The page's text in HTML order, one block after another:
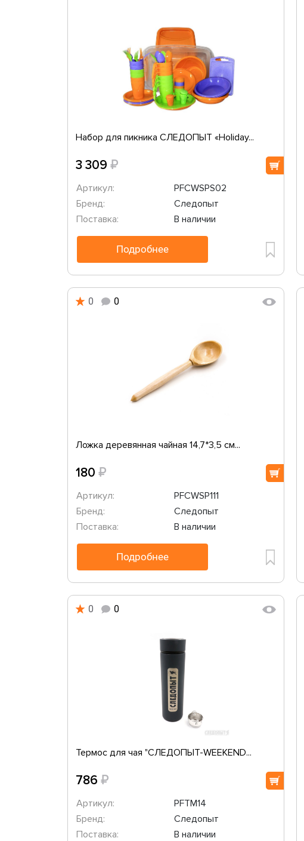
Набор для пикника СЛЕДОПЫТ «Holiday...
3 309 ₽
Артикул:
PFCWSPS02
Бренд:
Следопыт
Поставка:
В наличии
Подробнее
0 0
Ложка деревянная чайная 14,7*3,5 см...
180 ₽
Артикул:
PFCWSP111
Бренд:
Следопыт
Поставка:
В наличии
Подробнее
0 0
Термос для чая "СЛЕДОПЫТ-WEEKEND...
786 ₽
Артикул:
PFTM14
Бренд:
Следопыт
Поставка:
В наличии